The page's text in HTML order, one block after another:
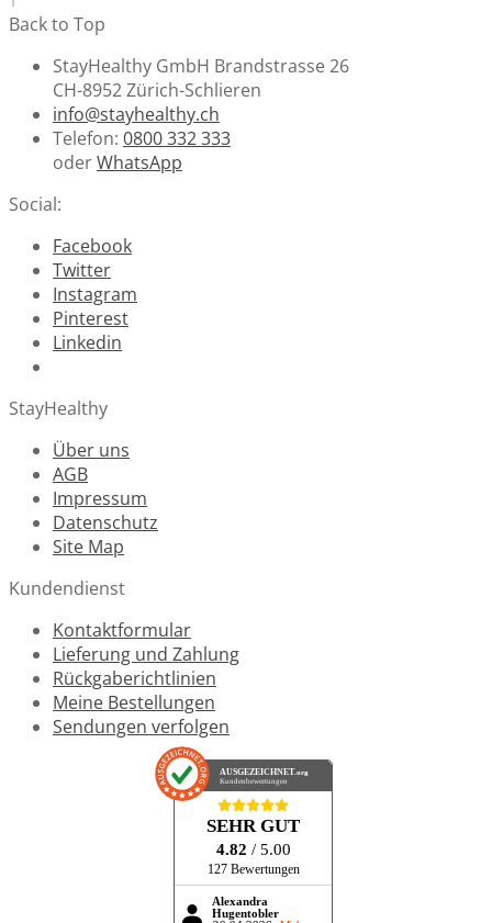
Back to Top
StayHealthy GmbH Brandstrasse 26
CH-8952 Zürich-Schlieren
info@stayhealthy.ch
Telefon: 0800 332 333
oderWhatsApp
Social:
Facebook
Twitter
Instagram
Pinterest
Linkedin
StayHealthy
Über uns
AGB
Impressum
Datenschutz
Site Map
Kundendienst
Kontaktformular
Lieferung und Zahlung
Rückgaberichtlinien
Meine Bestellungen
Sendungen verfolgen
AUSGEZEICHNET.org
Kundenbewertungen
SEHR GUT
4.82 / 5.00
127 Bewertungen
Alexandra
Hugentobler